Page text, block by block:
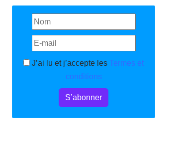
J’ai lu et j’accepte les Termes et
conditions
S’abonner